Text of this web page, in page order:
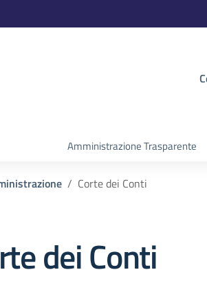
Amministrazione Trasparente
Corte dei Conti
dei Conti